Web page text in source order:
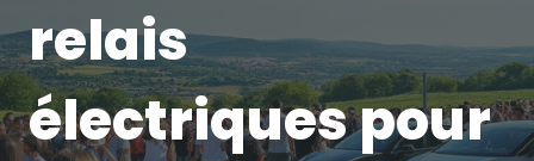
relais
électriques pour